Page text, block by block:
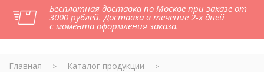
Бесплатная доставка по Москве при заказе от
3000 рублей. Доставка в течение 2-х дней
с момента оформления заказа.
Главная > Каталог продукции >